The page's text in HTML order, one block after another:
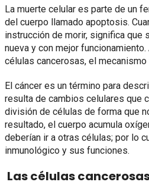
La muerte celular es parte de un
del cuerpo llamado apoptosis.
instrucción de morir, significa que
nueva y con mejor
células cancerosas, el mecanismo
El cáncer es un término para
resulta de cambios celulares que
división de células de forma que
resultado, el cuerpo acumula
deberían ir a otras células; por lo
inmunológico y sus funciones.
Las células